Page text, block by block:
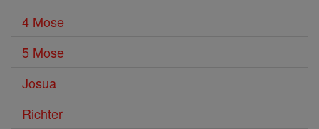
4 Mose
5 Mose
Josua
Richter